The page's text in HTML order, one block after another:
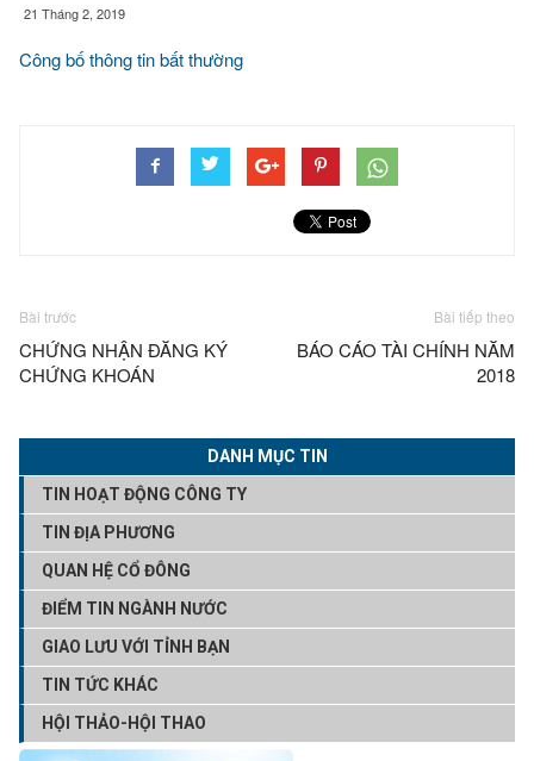
21 Tháng 2, 2019
Công bố thông tin bất thường
Bài trước
CHỨNG NHẬN ĐĂNG KÝ
CHỨNG KHOÁN
Bài tiếp theo
BÁO CÁO TÀI CHÍNH NĂM
2018
DANH MỤC TIN
TIN HOẠT ĐỘNG CÔNG TY
TIN ĐỊA PHƯƠNG
QUAN HỆ CỔ ĐÔNG
ĐIỂM TIN NGÀNH NƯỚC
GIAO LƯU VỚI TỈNH BẠN
TIN TỨC KHÁC
HỘI THẢO-HỘI THAO